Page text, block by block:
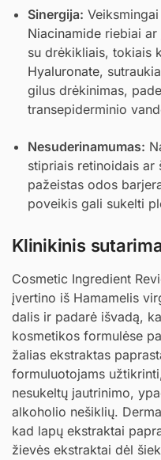
Sinergija:
Niacinamide riebiai ar
su drėkikliais, tokiais
Hyaluronate,
gilus drėkinimas,
transepiderminio
Nesuderinamumas:
stipriais retinoidais ar
pažeistas odos
poveikis gali sukelti
Klinikinis
Cosmetic Ingredient
įvertino iš Hamamelis
dalis ir padarė išvadą,
kosmetikos formulėse
žalias ekstraktas
formuluotojams
nesukeltų jautrinimo,
alkoholio nešiklių.
kad lapų ekstraktai
žievės ekstraktai dėl